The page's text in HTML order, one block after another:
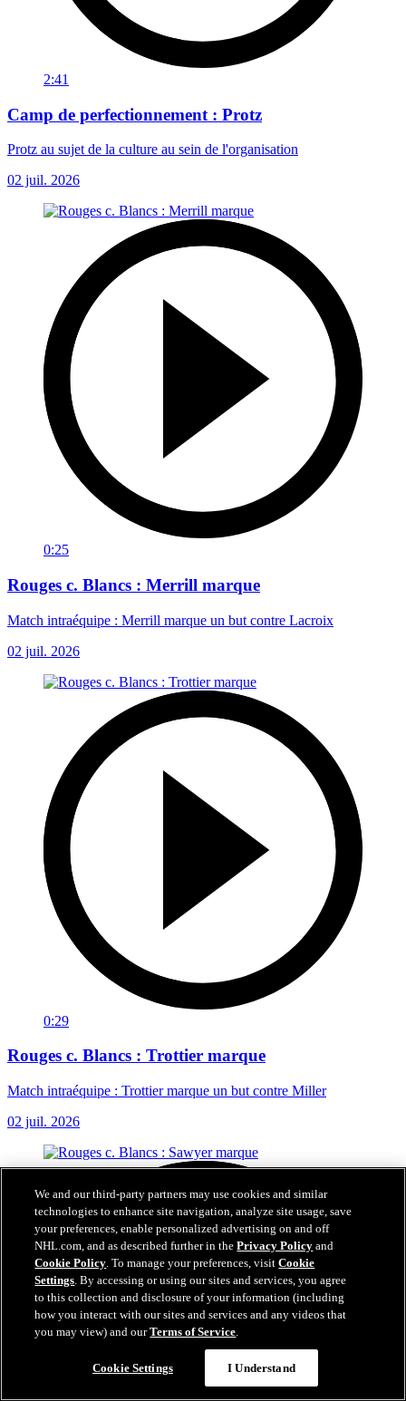
2:41
Camp de perfectionnement : Protz
Protz au sujet de la culture au sein de l'organisation
02 juil. 2026
0:25
Rouges c. Blancs : Merrill marque
Match intraéquipe : Merrill marque un but contre Lacroix
02 juil. 2026
0:29
Rouges c. Blancs : Trottier marque
Match intraéquipe : Trottier marque un but contre Miller
02 juil. 2026
We and our third-party partners may use cookies and similar
technologies to enhance site navigation, analyze site usage, save
your preferences, enable personalized advertising on and off
NHL.com, and as described further in thePrivacy Policy and
Cookie Policy. To manage your preferences, visitCookie
Settings. By accessing or using our sites and services, you agree
to this collection and disclosure of your information (including
how you interact with our sites and services and any videos that
you may view) and ourTerms of Service.
Cookie Settings I Understand